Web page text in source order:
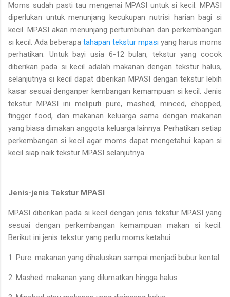
Moms sudah pasti tau mengenai MPASI untuk si kecil. MPASI
diperlukan untuk menunjang kecukupan nutrisi harian bagi si
kecil. MPASI akan menunjang pertumbuhan dan perkembangan
si kecil. Ada beberapa tahapan tekstur mpasi yang harus moms
perhatikan. Untuk bayi usia 6-12 bulan, tekstur yang cocok
diberikan pada si kecil adalah makanan dengan tekstur halus,
selanjutnya si kecil dapat diberikan MPASI dengan tekstur lebih
kasar sesuai denganper kembangan kemampuan si kecil. Jenis
tekstur MPASI ini meliputi pure, mashed, minced, chopped,
fingger food, dan makanan keluarga sama dengan makanan
yang biasa dimakan anggota keluarga lainnya. Perhatikan setiap
perkembangan si kecil agar moms dapat mengetahui kapan si
kecil siap naik tekstur MPASI selanjutnya.
Jenis-jenis Tekstur MPASI
MPASI diberikan pada si kecil dengan jenis tekstur MPASI yang
sesuai dengan perkembangan kemampuan makan si kecil.
Berikut ini jenis tekstur yang perlu moms ketahui:
1. Pure: makanan yang dihaluskan sampai menjadi bubur kental
2. Mashed: makanan yang dilumatkan hingga halus